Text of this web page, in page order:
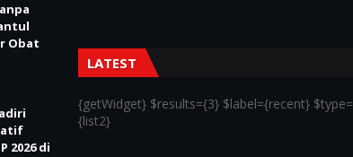
Obat
2026 di
LATEST
{getWidget} $results={3} $label={recent} $type=
{list2}